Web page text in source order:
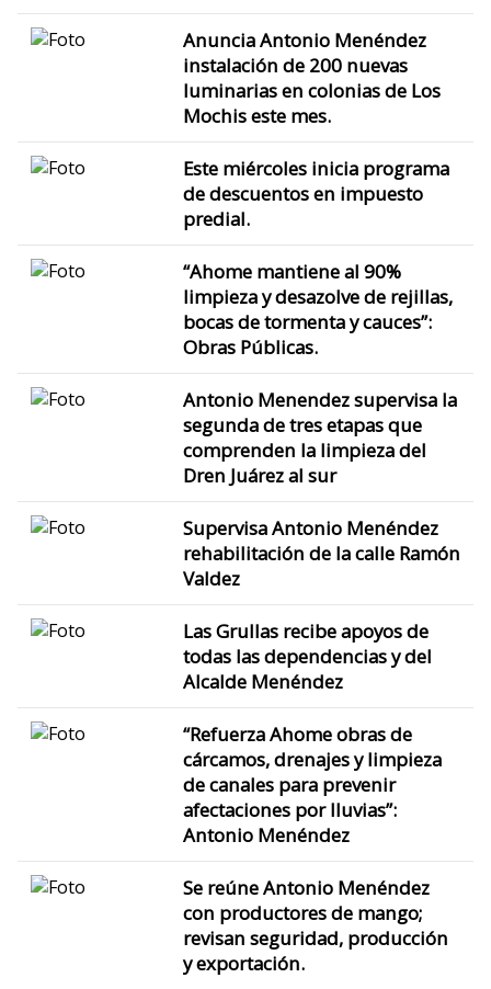
Anuncia Antonio Menéndez
instalación de 200 nuevas
luminarias en colonias de Los
Mochis este mes.
Este miércoles inicia programa
de descuentos en impuesto
predial.
“Ahome mantiene al 90%
limpieza y desazolve de rejillas,
bocas de tormenta y cauces”:
Obras Públicas.
Antonio Menendez supervisa la
segunda de tres etapas que
comprenden la limpieza del
Dren Juárez al sur
Supervisa Antonio Menéndez
rehabilitación de la calle Ramón
Valdez
Las Grullas recibe apoyos de
todas las dependencias y del
Alcalde Menéndez
“Refuerza Ahome obras de
cárcamos, drenajes y limpieza
de canales para prevenir
afectaciones por lluvias”:
Antonio Menéndez
Se reúne Antonio Menéndez
con productores de mango;
revisan seguridad, producción
y exportación.